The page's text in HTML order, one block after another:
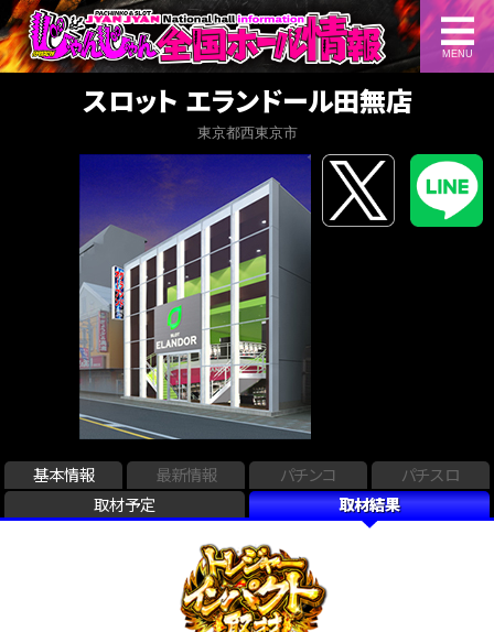
MENU
スロット エランドール田無店
東京都西東京市
基本情報 最新情報 パチンコ
パチスロ
取材予定
取材結果